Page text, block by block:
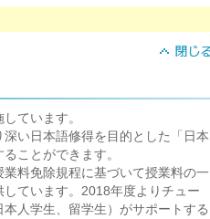
ています。
い日本語修得を目的とした「日本
ことができます。
料免除規程に基づいて授業料の一
ています。2018年度よりチュー
人学生、留学生）がサポートする